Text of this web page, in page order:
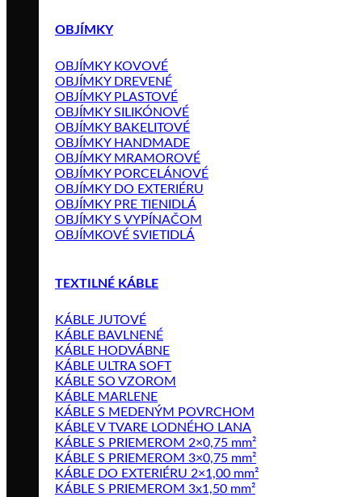
OBJÍMKY
OBJÍMKY KOVOVÉ
OBJÍMKY DREVENÉ
OBJÍMKY PLASTOVÉ
OBJÍMKY SILIKÓNOVÉ
OBJÍMKY BAKELITOVÉ
OBJÍMKY HANDMADE
OBJÍMKY MRAMOROVÉ
OBJÍMKY PORCELÁNOVÉ
OBJÍMKY DO EXTERIÉRU
OBJÍMKY PRE TIENIDLÁ
OBJÍMKY S VYPÍNAČOM
OBJÍMKOVÉ SVIETIDLÁ
TEXTILNÉ KÁBLE
KÁBLE JUTOVÉ
KÁBLE BAVLNENÉ
KÁBLE HODVÁBNE
KÁBLE ULTRA SOFT
KÁBLE SO VZOROM
KÁBLE MARLENE
KÁBLE S MEDENÝM POVRCHOM
KÁBLE V TVARE LODNÉHO LANA
KÁBLE S PRIEMEROM 2×0,75 mm²
KÁBLE S PRIEMEROM 3×0,75 mm²
KÁBLE DO EXTERIÉRU 2×1,00 mm²
KÁBLE S PRIEMEROM 3x1,50 mm²